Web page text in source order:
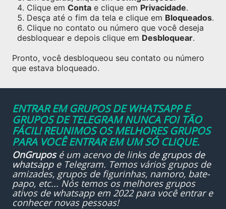
Clique em Conta e clique em Privacidade.
Desça até o fim da tela e clique em Bloqueados.
Clique no contato ou número que você deseja
desbloquear e depois clique em Desbloquear.
Pronto, você desbloqueou seu contato ou número
que estava bloqueado.
ENTRAR EM GRUPOS DE WHATSAPP E
GRUPOS DE TELEGRAM NUNCA FOI TÃO
FÁCIL! REUNIMOS OS MELHORES GRUPOS
PARA VOCÊ ENTRAR EM UM SÓ CLIQUE.
OnGruposé um acervo de links de grupos de
whatsappe Telegram. Temos vários grupos de
amizades, grupos de figurinhas, namoro, bate-
papo, etc... Nós temos os melhores grupos
ativos de whatsapp em 2022 para você entrar e
conhecer novas pessoas!